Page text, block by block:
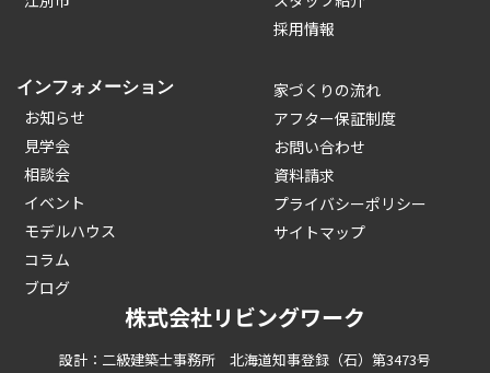
採用情報
インフォメーション
お知らせ
見学会
相談会
イベント
モデルハウス
コラム
ブログ
家づくりの流れ
アフター保証制度
お問い合わせ
資料請求
プライバシーポリシー
サイトマップ
株式会社リビングワーク
設計：二級建築士事務所 北海道知事登録（石）第3473号